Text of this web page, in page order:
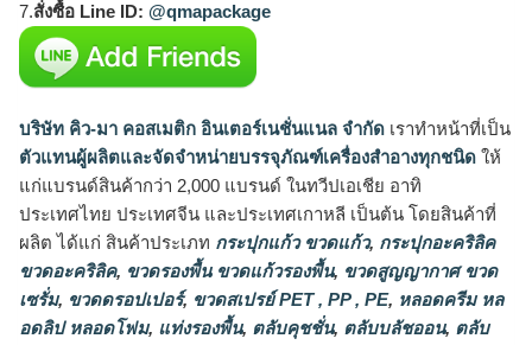
7.สั่งซื้อ Line ID: @qmapackage
บริษัท คิว-มา คอสเมติก อินเตอร์เนชั่นแนล จำกัด เราทำหน้าที่เป็น
ตัวแทนผู้ผลิตและจัดจำหน่ายบรรจุภัณฑ์เครื่องสำอางทุกชนิด ให้
แก่แบรนด์สินค้ากว่า 2,000 แบรนด์ ในทวีปเอเชีย อาทิ
ประเทศไทย ประเทศจีน และประเทศเกาหลี เป็นต้น โดยสินค้าที่
ผลิต ได้แก่ สินค้าประเภท กระปุกแก้ว ขวดแก้ว, กระปุกอะคริลิค
ขวดอะคริลิค, ขวดรองพื้น ขวดแก้วรองพื้น, ขวดสูญญากาศ ขวด
เซรั่ม, ขวดดรอปเปอร์, ขวดสเปรย์ PET , PP , PE, หลอดครีม หล
อดลิป หลอดโฟม, แท่งรองพื้น, ตลับคุชชั่น, ตลับบลัชออน, ตลับ